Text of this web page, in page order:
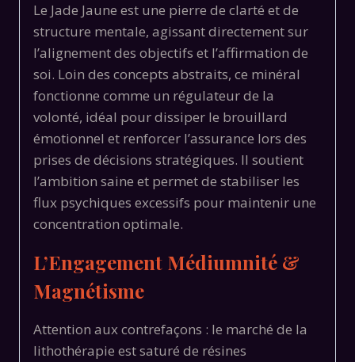
Le Jade Jaune est une pierre de clarté et de
structure mentale, agissant directement sur
l’alignement des objectifs et l’affirmation de
soi. Loin des concepts abstraits, ce minéral
fonctionne comme un régulateur de la
volonté, idéal pour dissiper le brouillard
émotionnel et renforcer l’assurance lors des
prises de décisions stratégiques. Il soutient
l’ambition saine et permet de stabiliser les
flux psychiques excessifs pour maintenir une
concentration optimale.
L’Engagement Médiumnité &
Magnétisme
Attention aux contrefaçons : le marché de la
lithothérapie est saturé de résines